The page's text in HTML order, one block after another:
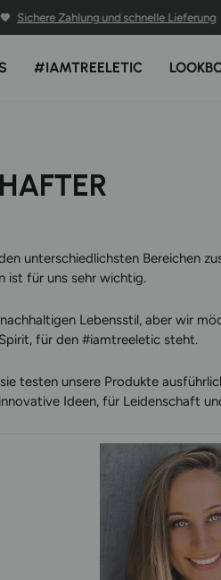
Pause
Sichere Zahlung und schnelle Lieferung
#IAMTREELETIC
unterschiedlichsten Bereichen
ist für uns sehr wichtig.
Lebensstil, aber wir
für den #iamtreeletic steht.
testen unsere Produkte
Ideen, für Leidenschaft